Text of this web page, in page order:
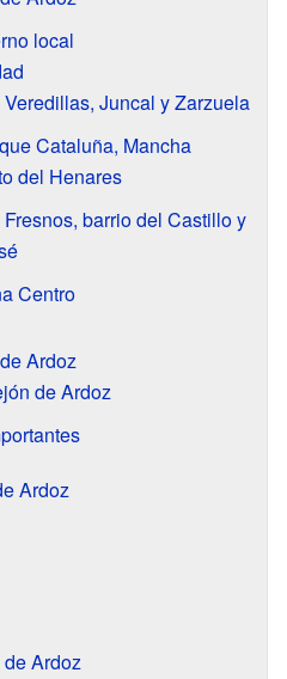
local
Juncal y Zarzuela
Cataluña, Mancha
del Henares
barrio del Castillo y
Centro
Ardoz
de Ardoz
Ardoz
Ardoz